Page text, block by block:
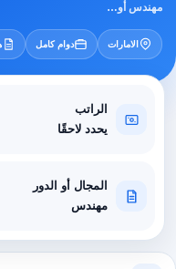
مهندس أو…
الامارات دوام كامل
الراتب
يحدد لاحقًا
المجال أو الدور
مهندس